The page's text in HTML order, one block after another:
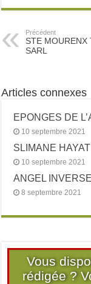
Précédent
STE MOURENX
SARL
Articles connexes
EPONGES DE
10 septembre 2021
SLIMANE
10 septembre 2021
ANGEL
8 septembre 2021
Vous
rédigée ?